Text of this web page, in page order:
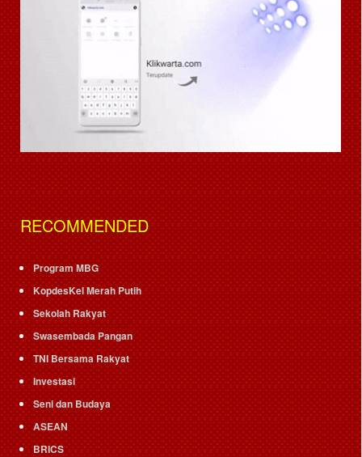
RECOMMENDED
Program MBG
KopdesKel Merah Putih
Sekolah Rakyat
Swasembada Pangan
TNI Bersama Rakyat
Investasi
Seni dan Budaya
ASEAN
BRICS